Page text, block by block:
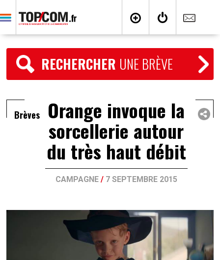
RECHERCHER UNE BRÈVE
Brèves Orange invoque la
sorcellerie autour
du très haut débit
CAMPAGNE/ 7 SEPTEMBRE 2015